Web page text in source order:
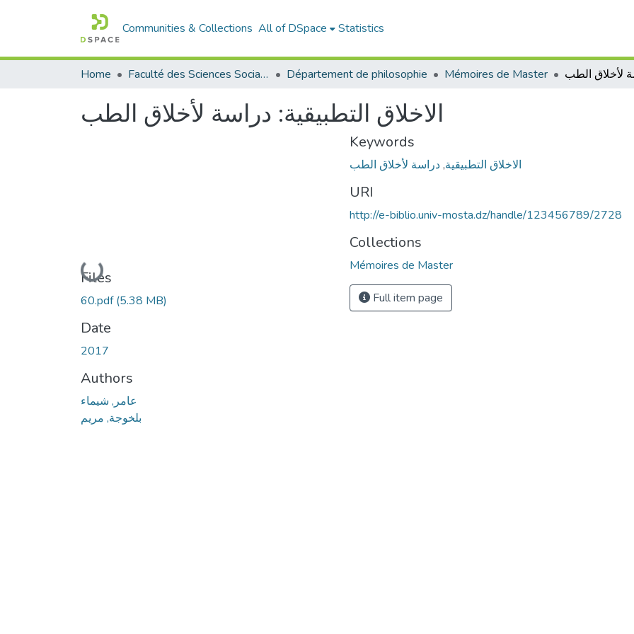
Communities & Collections All of DSpace Statistics
Home Faculté des Sciences Sociales Département de philosophie Mémoires de Master
الاخلاق التطبيقية: دراسة لأخلاق الطب
Loading...
Files
60.pdf(5.38 MB)
Date
2017
Authors
عامر, شيماء
بلخوجة, مريم
Keywords
الاخلاق التطبيقية,دراسة لأخلاق الطب
URI
http://e-biblio.univ-mosta.dz/handle/123456789/2728
Collections
Mémoires de Master
Full item page